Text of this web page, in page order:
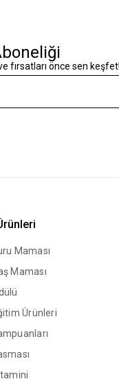
fırsatları önce sen keşfet!
Maması
Maması
Ürünleri